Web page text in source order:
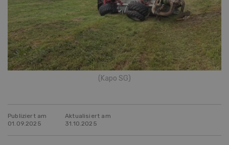
(Kapo SG)
Publiziert am
01.09.2025
Aktualisiert am
31.10.2025